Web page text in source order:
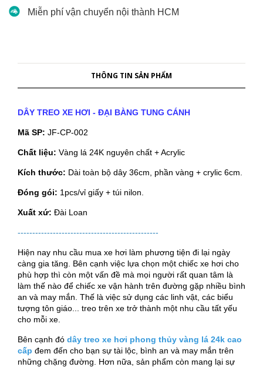
Miễn phí vận chuyển nội thành HCM
THÔNG TIN SẢN PHẨM
DÂY TREO XE HƠI - ĐẠI BÀNG TUNG CÁNH
Mã SP: JF-CP-002
Chất liệu: Vàng lá 24K nguyên chất + Acrylic
Kích thước: Dài toàn bộ dây 36cm, phần vàng + crylic 6cm.
Đóng gói: 1pcs/vỉ giấy + túi nilon.
Xuất xứ: Đài Loan
------------------------------------------------
Hiện nay nhu cầu mua xe hơi làm phương tiện đi lại ngày
càng gia tăng. Bên cạnh việc lựa chọn một chiếc xe hơi cho
phù hợp thì còn một vấn đề mà mọi người rất quan tâm là
làm thế nào để chiếc xe vận hành trên đường gặp nhiều bình
an và may mắn. Thế là việc sử dụng các linh vật, các biểu
tượng tôn giáo... treo trên xe trở thành một nhu cầu tất yếu
cho mỗi xe.
Bên cạnh đó dây treo xe hơi phong thủy vàng lá 24k cao
cấp đem đến cho bạn sự tài lộc, bình an và may mắn trên
những chặng đường. Hơn nữa, sản phẩm còn mang lại sự